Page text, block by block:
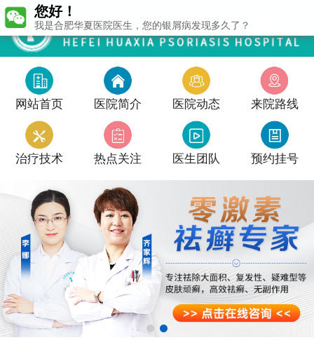
网站首页 医院简介 医院动态 来院路线
治疗技术 热点关注 医生团队 预约挂号
您好！
我是合肥华夏医院医生，您的银屑病发现多久了？